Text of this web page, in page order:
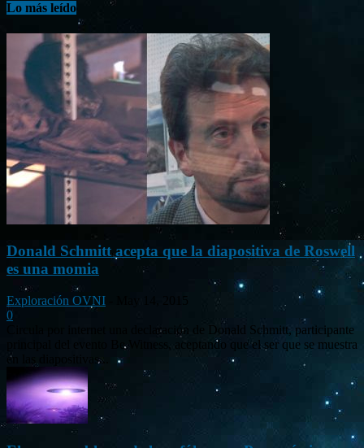
Lo más leído
Donald Schmitt acepta que la diapositiva de Roswell
es una momia
Exploración OVNI
0
Circula por internet una declaración de Donald Schmitt, participante
principal del evento Be Witness, aceptando que el ser que se muestra
en las diapositivas...